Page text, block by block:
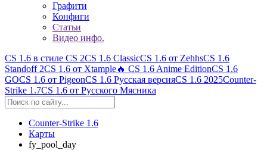
Графити
Конфиги
Статьи
Видео инфо.
CS 1.6 в стиле CS 2CS 1.6 ClassicCS 1.6 от ZehhsCS 1.6
Standoff 2CS 1.6 от Xtample🔥 CS 1.6 Anime EditionCS 1.6
GOCS 1.6 от PigeonCS 1.6 Русская версияCS 1.6 2025Counter-
Strike 1.7CS 1.6 от Русского Мясника
Counter-Strike 1.6
Карты
fy_pool_day